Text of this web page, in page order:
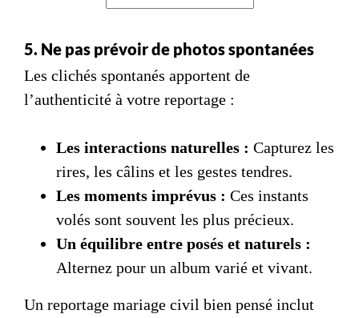
5. Ne pas prévoir de photos spontanées
Les clichés spontanés apportent de
l’authenticité à votre reportage :
Les interactions naturelles : Capturez les
rires, les câlins et les gestes tendres.
Les moments imprévus : Ces instants
volés sont souvent les plus précieux.
Un équilibre entre posés et naturels :
Alternez pour un album varié et vivant.
Un reportage mariage civil bien pensé inclut